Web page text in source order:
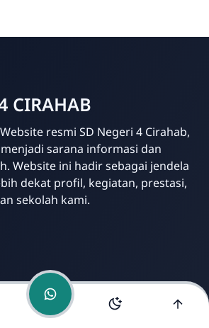
Admin
Online
CIRAHAB
resmi SD Negeri 4 Cirahab,
sarana informasi dan
Website ini hadir sebagai jendela
dekat profil, kegiatan, prestasi,
sekolah kami.